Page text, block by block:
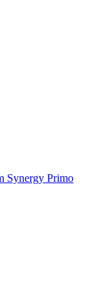
Synergy Primo